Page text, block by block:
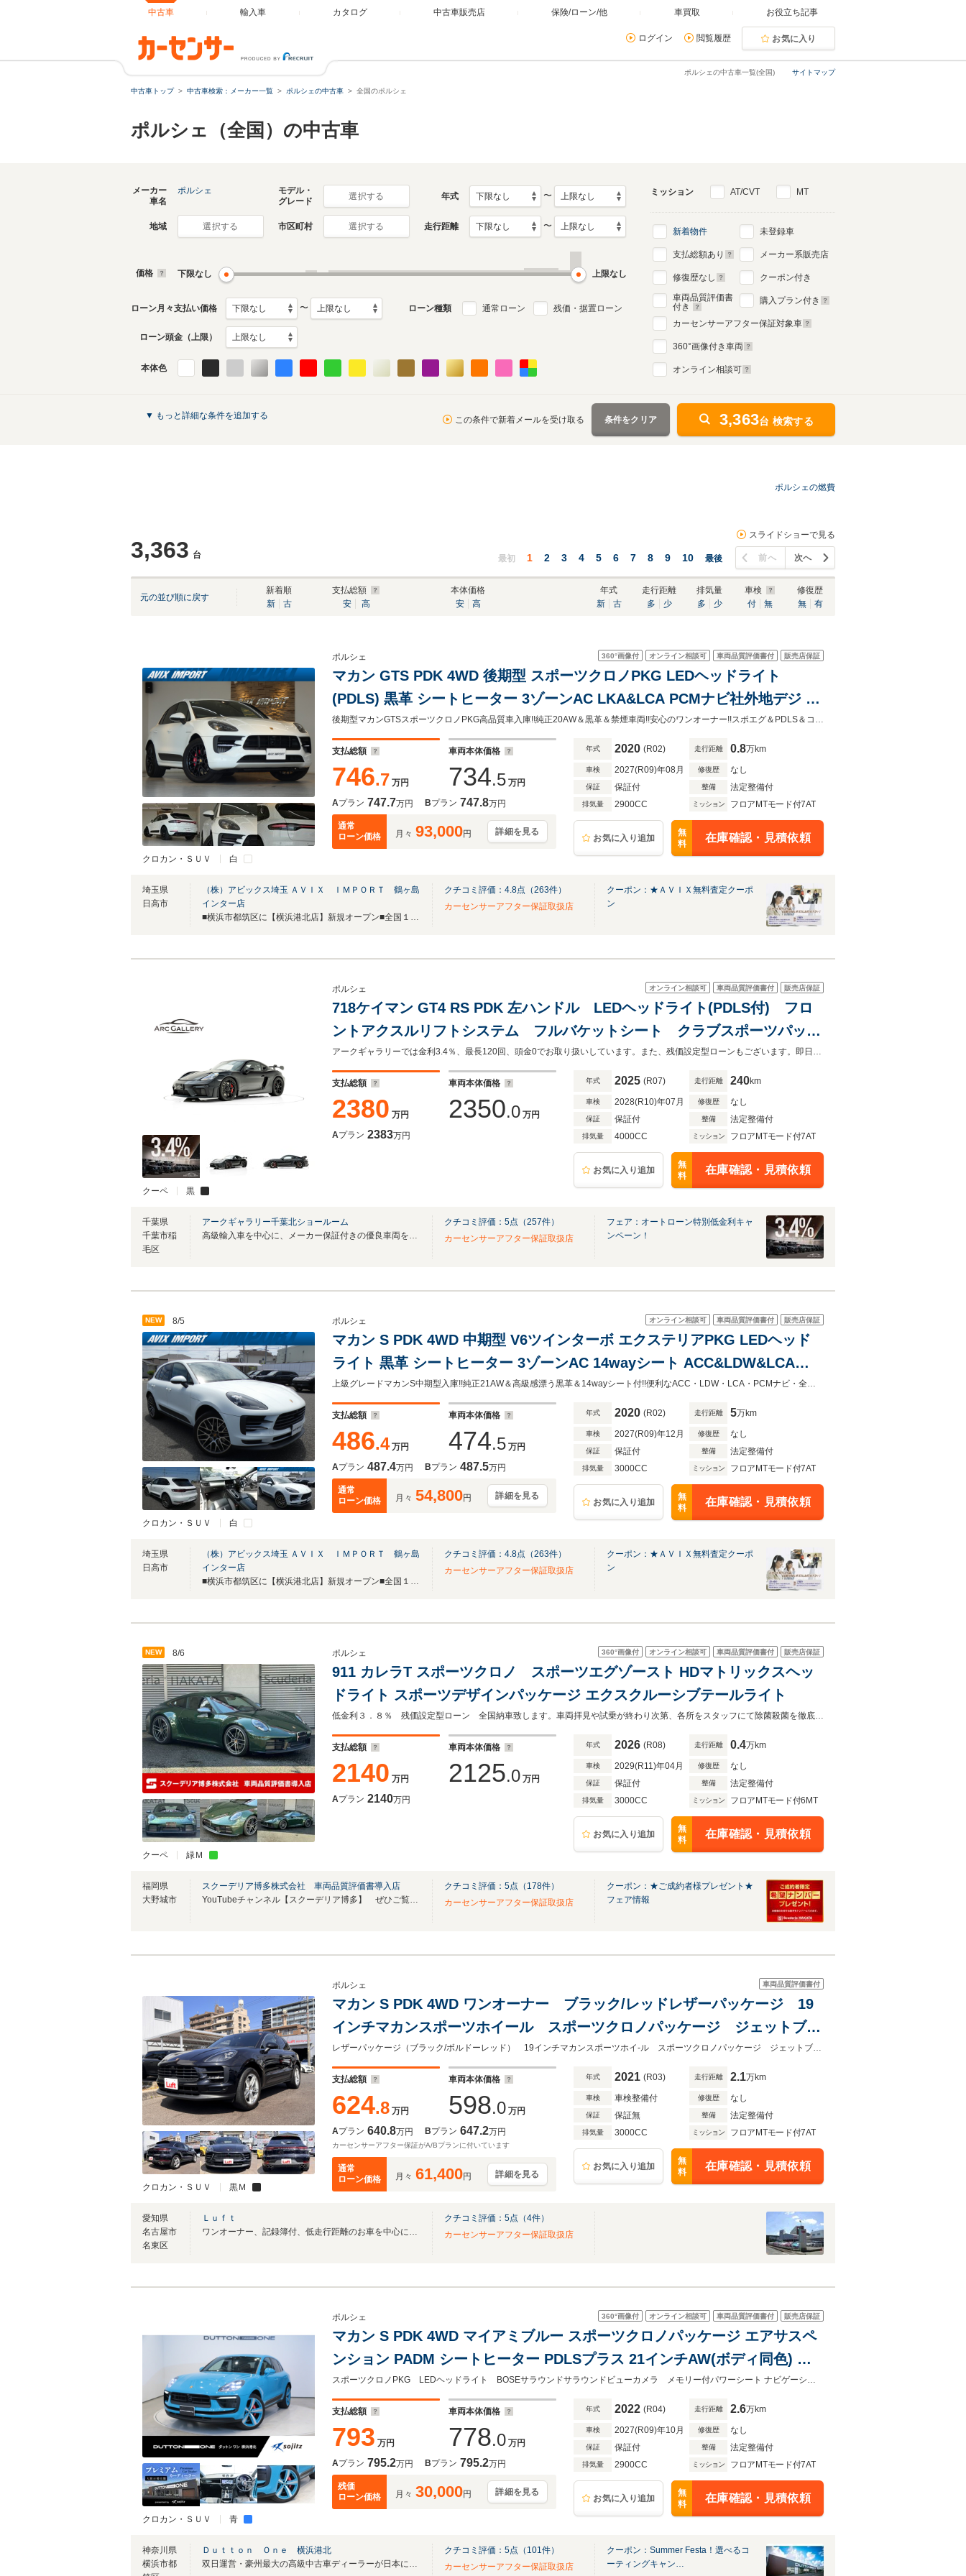
中古車 輸入車 カタログ 中古車販売店 保険/ローン/他 車買取 お役立ち記事
ログイン 閲覧履歴 お気に入り
サイトマップ
ポルシェの中古車一覧(全国)
中古車トップ 中古車検索：メーカー一覧 ポルシェの中古車 全国のポルシェ
ポルシェ（全国）の中古車
メーカー
車名
ポルシェ
モデル・
グレード
選択する 年式 〜
地域 選択する 市区町村 選択する 走行距離 〜
価格 下限なし 上限なし
ローン月々支払い価格 〜 ローン種類 通常ローン 残価・据置ローン
ローン頭金（上限）
本体色
ミッション AT/CVT MT
新着物件
支払総額あり
修復歴なし
車両品質評価書
付き
未登録車
メーカー系販売店
クーポン付き
購入プラン付き
カーセンサーアフター保証対象車
360°画像付き車両
オンライン相談可
▼ もっと詳細な条件を追加する この条件で新着メールを受け取る 条件をクリア 3,363台 検索する
ポルシェの燃費
3,363 台
スライドショーで見る
最初 1 2 3 4 5 6 7 8 9 10 最後 前へ 次へ
元の並び順に戻す
新着順
新
古
支払総額
安
高
本体価格
安
高
年式
新
古
走行距離
多
少
排気量
多
少
車検
付
無
修復歴
無
有
クロカン・ＳＵＶ 白
360°画像付 オンライン相談可 車両品質評価書付 販売店保証
ポルシェ
マカン GTS PDK 4WD 後期型 スポーツクロノPKG LEDヘッドライト
(PDLS) 黒革 シートヒーター 3ゾーンAC LKA&LCA PCMナビ社外地デジ サ
ラウンドカメラ&PAS ACC コンフォートA PASM スポエグ 純正20AW 禁煙
ワンオーナー 正規D車
後期型マカンGTSスポーツクロノPKG高品質車入庫!!純正20AW＆黒革＆禁煙車両!!安心のワンオーナー!!スポエグ＆PDLS＆コンフォートA＆ACC＆LKA＆LCA＆PASM付!!PCMナビ地デジ360カメラ付!
支払総額
746.7 万円
車両本体価格
734.5 万円
Aプラン 747.7万円 Bプラン 747.8万円
通常
ローン価格
月々 93,000円 詳細を見る
年式 2020 (R02) 走行距離 0.8万km
車検 2027(R09)年08月 修復歴 なし
保証 保証付 整備 法定整備付
排気量 2900CC ミッション フロアMTモード付7AT
お気に入り追加
無
料
在庫確認・見積依頼
埼玉県
日高市
（株）アビックス埼玉 ＡＶＩＸ ＩＭＰＯＲＴ 鶴ヶ島
インター店
■横浜市都筑区に【横浜港北店】新規オープン■全国１9店舗■グループ総在庫750台以上
クチコミ評価： 4.8点（263件）
カーセンサーアフター保証取扱店
クーポン：★ＡＶＩＸ無料査定クーポ
ン
クーペ 黒
オンライン相談可 車両品質評価書付 販売店保証
ポルシェ
718ケイマン GT4 RS PDK 左ハンドル LEDヘッドライト(PDLS付) フロ
ントアクスルリフトシステム フルバケットシート クラブスポーツパッケ
ージ 20インチ鍛造ホイール(サテンブラック塗装) スポーツクロノパッケ
ージ スモーカーPKG
アークギャラリーでは金利3.4％、最長120回、頭金0でお取り扱いしています。また、残価設定型ローンもございます。即日審査結果の便利なオートローンを低金利でご提供いたします。
支払総額
2380 万円
車両本体価格
2350.0 万円
Aプラン 2383万円
年式 2025 (R07) 走行距離 240km
車検 2028(R10)年07月 修復歴 なし
保証 保証付 整備 法定整備付
排気量 4000CC ミッション フロアMTモード付7AT
お気に入り追加
無
料
在庫確認・見積依頼
千葉県
千葉市稲
毛区
アークギャラリー千葉北ショールーム
高級輸入車を中心に、メーカー保証付きの優良車両を取り揃えております。
クチコミ評価： 5点（257件）
カーセンサーアフター保証取扱店
フェア：オートローン特別低金利キャ
ンペーン！
NEW 8/5
クロカン・ＳＵＶ 白
オンライン相談可 車両品質評価書付 販売店保証
ポルシェ
マカン S PDK 4WD 中期型 V6ツインターボ エクステリアPKG LEDヘッド
ライト 黒革 シートヒーター 3ゾーンAC 14wayシート ACC&LDW&LCA
PCMナビ サラウンドカメラ&PAS コンフォートA 純正21AW 禁煙 正規D車上級グレードマカンS中期型入庫!!純正21AW＆高級感漂う黒革＆14wayシート付!!便利なACC・LDW・LCA・PCMナビ・全周カメラにLEDライト（PDLS）・Sヒーター・3ゾーンAC・コンフォートA搭載
支払総額
486.4 万円
車両本体価格
474.5 万円
Aプラン 487.4万円 Bプラン 487.5万円
通常
ローン価格
月々 54,800円 詳細を見る
年式 2020 (R02) 走行距離 5万km
車検 2027(R09)年12月 修復歴 なし
保証 保証付 整備 法定整備付
排気量 3000CC ミッション フロアMTモード付7AT
お気に入り追加
無
料
在庫確認・見積依頼
埼玉県
日高市
（株）アビックス埼玉 ＡＶＩＸ ＩＭＰＯＲＴ 鶴ヶ島
インター店
■横浜市都筑区に【横浜港北店】新規オープン■全国１9店舗■グループ総在庫750台以上
クチコミ評価： 4.8点（263件）
カーセンサーアフター保証取扱店
クーポン：★ＡＶＩＸ無料査定クーポ
ン
NEW 8/6
クーペ 緑Ｍ
360°画像付 オンライン相談可 車両品質評価書付 販売店保証
ポルシェ
911 カレラT スポーツクロノ スポーツエグゾースト HDマトリックスヘッ
ドライト スポーツデザインパッケージ エクスクルーシブテールライト
低金利３．８％ 残価設定型ローン 全国納車致します。車両拝見や試乗が終わり次第、各所をスタッフにて除菌殺菌を徹底して行っております。
支払総額
2140 万円
車両本体価格
2125.0 万円
Aプラン 2140万円
年式 2026 (R08) 走行距離 0.4万km
車検 2029(R11)年04月 修復歴 なし
保証 保証付 整備 法定整備付
排気量 3000CC ミッション フロアMTモード付6MT
お気に入り追加
無
料
在庫確認・見積依頼
福岡県
大野城市
スクーデリア博多株式会社 車両品質評価書導入店
YouTubeチャンネル【スクーデリア博多】 ぜひご覧ください！直通電話TEL：0925881133
クチコミ評価： 5点（ 178件）
カーセンサーアフター保証取扱店
クーポン：★ご成約者様プレゼント★
フェア情報
クロカン・ＳＵＶ 黒Ｍ
車両品質評価書付
ポルシェ
マカン S PDK 4WD ワンオーナー ブラック/レッドレザーパッケージ 19
インチマカンスポーツホイール スポーツクロノパッケージ ジェットブラ
ックメタリック シートベンチレーション レーンチェンジアシスト
レザーパッケージ（ブラック/ボルドーレッド） 19インチマカンスポーツホイ-ル スポーツクロノパッケージ ジェットブラックメタリック シートベンチレーション レーンチェンジアシ
支払総額
624.8 万円
車両本体価格
598.0 万円
Aプラン 640.8万円 Bプラン 647.2万円
カーセンサーアフター保証がA/Bプランに付いています
通常
ローン価格
月々 61,400円 詳細を見る
年式 2021 (R03) 走行距離 2.1万km
車検 車検整備付 修復歴 なし
保証 保証無 整備 法定整備付
排気量 3000CC ミッション フロアMTモード付7AT
お気に入り追加
無
料
在庫確認・見積依頼
愛知県
名古屋市
名東区
Ｌｕｆｔ
ワンオーナー、記録簿付、低走行距離のお車を中心にストックを取りそろえております。
クチコミ評価： 5点（4件）
カーセンサーアフター保証取扱店
クロカン・ＳＵＶ 青
360°画像付 オンライン相談可 車両品質評価書付 販売店保証
ポルシェ
マカン S PDK 4WD マイアミブルー スポーツクロノパッケージ エアサスペ
ンション PADM シートヒーター PDLSプラス 21インチAW(ボディ同色) カ
ラークレストホイールキャップ エントリー&ドライブ メモリー付パワーシ
ート
スポーツクロノPKG LEDヘッドライト BOSEサラウンドサラウンドビューカメラ メモリー付パワーシート ナビゲーション
支払総額
793 万円
車両本体価格
778.0 万円
Aプラン 795.2万円 Bプラン 795.2万円
残価
ローン価格
月々 30,000円 詳細を見る
年式 2022 (R04) 走行距離 2.6万km
車検 2027(R09)年10月 修復歴 なし
保証 保証付 整備 法定整備付
排気量 2900CC ミッション フロアMTモード付7AT
お気に入り追加
無
料
在庫確認・見積依頼
神奈川県
横浜市都
Ｄｕｔｔｏｎ Ｏｎｅ 横浜港北
双日運営・豪州最大の高級中古車ディーラーが日本に！ ※8/11-14夏季休暇
クチコミ評価： 5点（ 101件）
カーセンサーアフター保証取扱店
クーポン：Summer Festa！選べるコ
ーティングキャン…